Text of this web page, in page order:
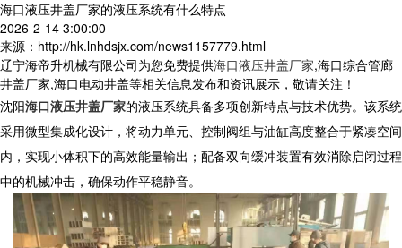
海口液压井盖厂家的液压系统有什么特点
2026-2-14 3:00:00
来源：http://hk.lnhdsjx.com/news1157779.html
辽宁海帝升机械有限公司为您免费提供海口液压井盖厂家,海口综合管廊
井盖厂家,海口电动井盖等相关信息发布和资讯展示，敬请关注！
沈阳海口液压井盖厂家的液压系统具备多项创新特点与技术优势。该系统
采用微型集成化设计，将动力单元、控制阀组与油缸高度整合于紧凑空间
内，实现小体积下的高效能量输出；配备双向缓冲装置有效消除启闭过程
中的机械冲击，确保动作平稳静音。